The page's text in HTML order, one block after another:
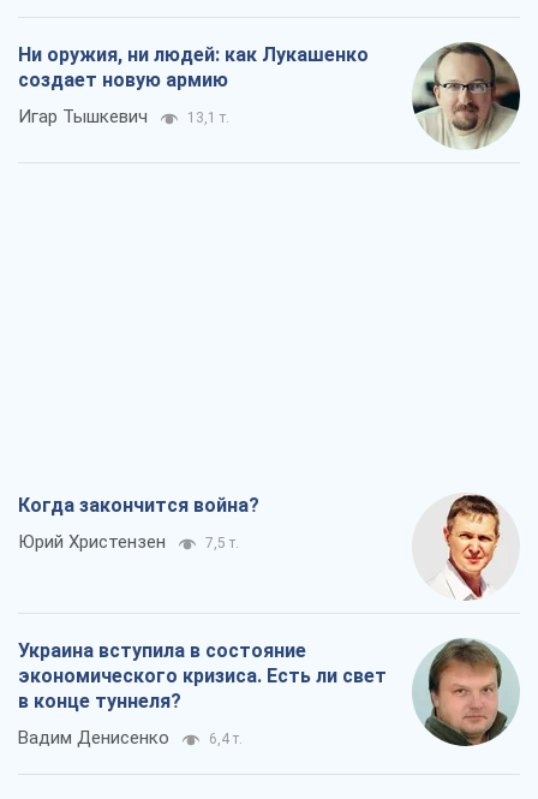
Ни оружия, ни людей: как Лукашенко
создает новую армию
Игар Тышкевич 13,1 т.
Когда закончится война?
Юрий Христензен 7,5 т.
Украина вступила в состояние
экономического кризиса. Есть ли свет
в конце туннеля?
Вадим Денисенко 6,4 т.